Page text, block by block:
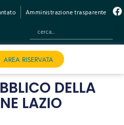
Amministrazione trasparente
AREA RISERVATA
DELLA
LAZIO